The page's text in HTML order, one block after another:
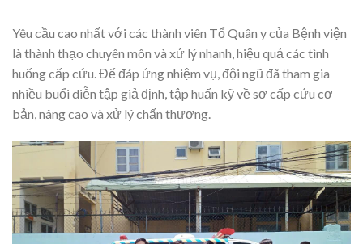
Yêu cầu cao nhất với các thành viên Tổ Quân y của Bệnh viện
là thành thạo chuyên môn và xử lý nhanh, hiệu quả các tình
huống cấp cứu. Để đáp ứng nhiệm vụ, đội ngũ đã tham gia
nhiều buổi diễn tập giả định, tập huấn kỹ về sơ cấp cứu cơ
bản, nâng cao và xử lý chấn thương.